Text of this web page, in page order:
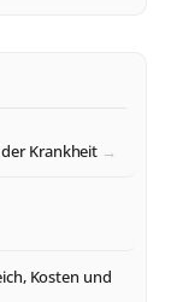
Krankheit
Kosten und